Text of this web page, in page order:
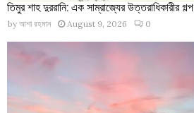
তিমুর শাহ দুররানি: এক সাম্রাজ্যের উত্তরাধিকারীর গল্প
by আশা রহমান August 9, 2026 0